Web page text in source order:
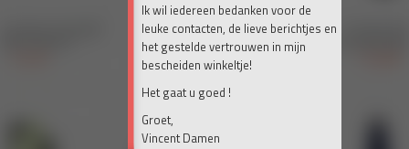
Ik wil iedereen bedanken voor de
leuke contacten, de lieve berichtjes en
het gestelde vertrouwen in mijn
bescheiden winkeltje!
Het gaat u goed !
Groet,
Vincent Damen